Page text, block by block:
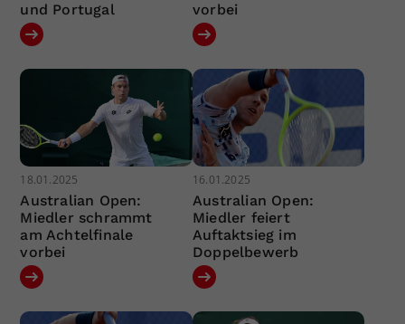
und Portugal
vorbei
18.01.2025
Australian Open:
Miedler schrammt
am Achtelfinale
vorbei
16.01.2025
Australian Open:
Miedler feiert
Auftaktsieg im
Doppelbewerb